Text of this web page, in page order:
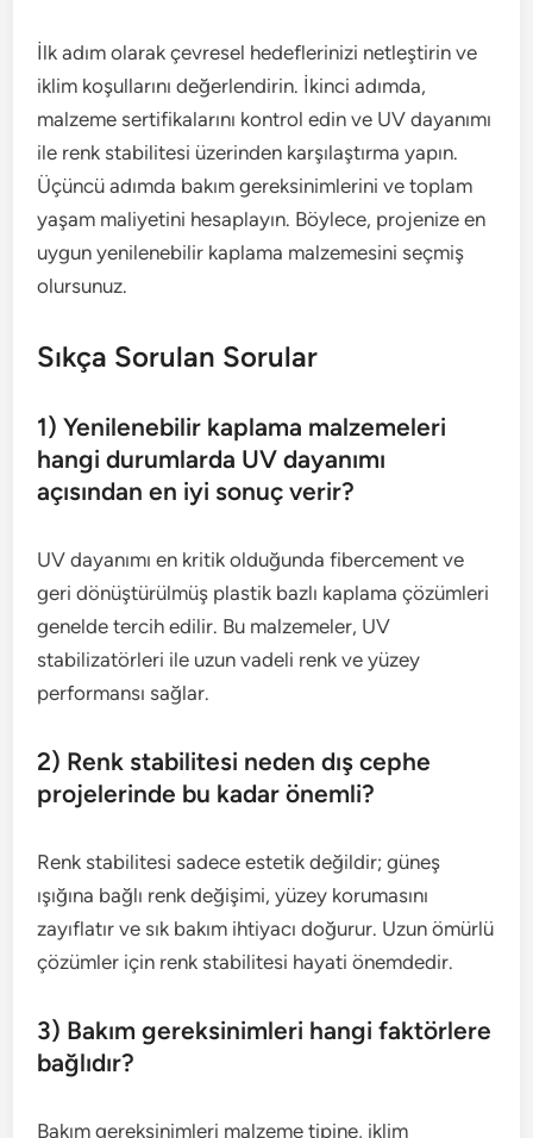
İlk adım olarak çevresel hedeflerinizi netleştirin ve
iklim koşullarını değerlendirin. İkinci adımda,
malzeme sertifikalarını kontrol edin ve UV dayanımı
ile renk stabilitesi üzerinden karşılaştırma yapın.
Üçüncü adımda bakım gereksinimlerini ve toplam
yaşam maliyetini hesaplayın. Böylece, projenize en
uygun yenilenebilir kaplama malzemesini seçmiş
olursunuz.
Sıkça Sorulan Sorular
1) Yenilenebilir kaplama malzemeleri
hangi durumlarda UV dayanımı
açısından en iyi sonuç verir?
UV dayanımı en kritik olduğunda fibercement ve
geri dönüştürülmüş plastik bazlı kaplama çözümleri
genelde tercih edilir. Bu malzemeler, UV
stabilizatörleri ile uzun vadeli renk ve yüzey
performansı sağlar.
2) Renk stabilitesi neden dış cephe
projelerinde bu kadar önemli?
Renk stabilitesi sadece estetik değildir; güneş
ışığına bağlı renk değişimi, yüzey korumasını
zayıflatır ve sık bakım ihtiyacı doğurur. Uzun ömürlü
çözümler için renk stabilitesi hayati önemdedir.
3) Bakım gereksinimleri hangi faktörlere
bağlıdır?
Bakım gereksinimleri malzeme tipine, iklim